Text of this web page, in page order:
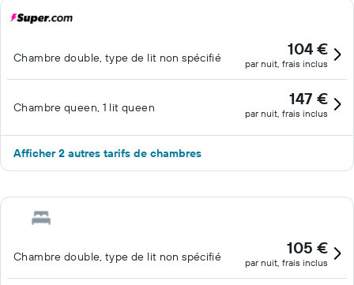
Chambre double, type de lit non spécifié 104 €
par nuit, frais inclus
Chambre queen, 1 lit queen 147 €
par nuit, frais inclus
Afficher 2 autres tarifs de chambres
Chambre double, type de lit non spécifié 105 €
par nuit, frais inclus